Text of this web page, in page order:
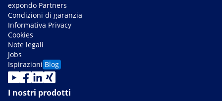
expondo Partners
Condizioni di garanzia
Informativa Privacy
Cookies
Note legali
Jobs
Ispirazioni Blog
I nostri prodotti